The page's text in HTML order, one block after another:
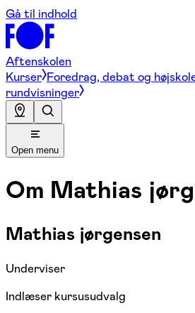
Gå til indhold
Aftenskolen
Kurser Foredrag, debat og
rundvisninger
Open menu
Om Mathias
Mathias jørgensen
Underviser
Indlæser kursusudvalg